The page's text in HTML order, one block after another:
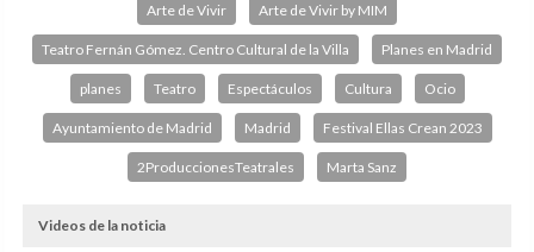
Arte de Vivir Arte de Vivir by MIM
Teatro Fernán Gómez. Centro Cultural de la Villa Planes en Madrid
planes Teatro Espectáculos Cultura Ocio
Ayuntamiento de Madrid Madrid Festival Ellas Crean 2023
2ProduccionesTeatrales Marta Sanz
Videos de la noticia